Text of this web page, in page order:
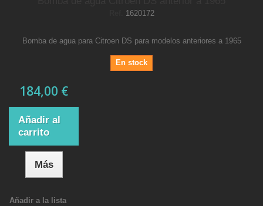
1620172
Bomba de agua para Citroen DS para modelos anteriores a 1965
En stock
184,00 €
Añadir al
carrito
Más
Añadir a la lista